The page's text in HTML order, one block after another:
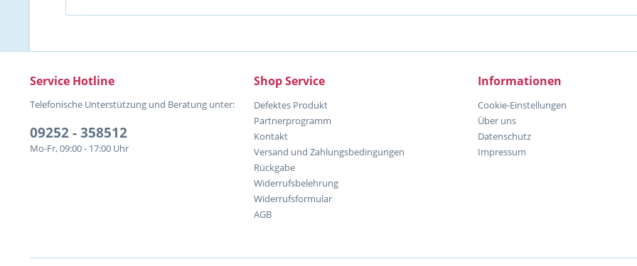
Service Hotline
Telefonische Unterstützung und Beratung unter:
09252 - 358512
Mo-Fr, 09:00 - 17:00 Uhr
Shop Service
Defektes Produkt
Partnerprogramm
Kontakt
Versand und Zahlungsbedingungen
Rückgabe
Widerrufsbelehrung
Widerrufsformular
AGB
Informationen
Cookie-Einstellungen
Über uns
Datenschutz
Impressum